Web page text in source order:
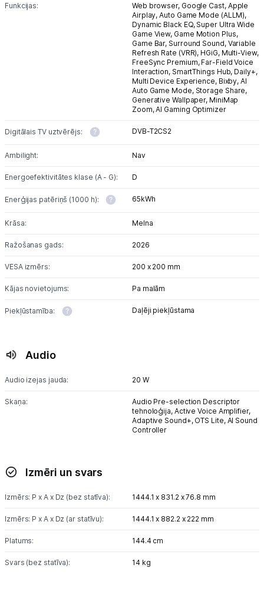
Funkcijas: Web browser, Google Cast, Apple
Airplay,Auto Game Mode (ALLM),
Dynamic Black EQ, Super Ultra Wide
Game View, Game Motion Plus,
Game Bar, Surround Sound, Variable
Refresh Rate (VRR), HGiG, Multi-View,
FreeSync Premium, Far-Field Voice
Interaction, SmartThings Hub, Daily+,
Multi Device Experience, Bixby,AI
Auto Game Mode, Storage Share,
Generative Wallpaper, MiniMap
Zoom,AI Gaming Optimizer
Digitālais TV uztvērējs: DVB-T2CS2
Ambilight: Nav
Energoefektivitātes klase (A - G): D
Enerģijas patēriņš (1000 h): 65kWh
Krāsa: Melna
Ražošanas gads: 2026
VESA izmērs: 200 x 200 mm
Kājas novietojums: Pa malām
Piekļūstamība: Daļēji piekļūstama
Audio
Audio izejas jauda: 20 W
Skaņa:
Audio Pre-selection Descriptor
tehnoloģija, Active Voice Amplifier,
Adaptive Sound+, OTS Lite, AI Sound
Controller
Izmēri un svars
Izmērs: P x A x Dz (bez statīva): 1444.1 x 831.2 x 76.8 mm
Izmērs: P x A x Dz (ar statīvu): 1444.1 x 882.2 x 222 mm
Platums: 144.4 cm
Svars (bez statīva): 14 kg